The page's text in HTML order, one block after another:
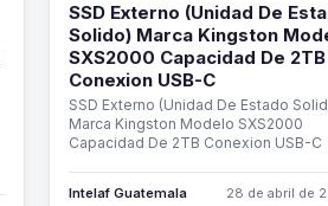
SSD Externo (Unidad De
Solido) Marca Kingston
SXS2000 Capacidad De 2TB
Conexion USB-C
SSD Externo (Unidad De Estado
Marca Kingston Modelo SXS2000
Capacidad De 2TB Conexion USB-C
Intelaf Guatemala 28 de abril de